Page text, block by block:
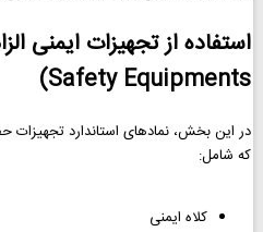
Safety Equipments)
که شامل:
کلاه ایمنی